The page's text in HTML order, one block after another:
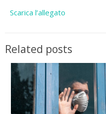
Scarica l’allegato
Related posts